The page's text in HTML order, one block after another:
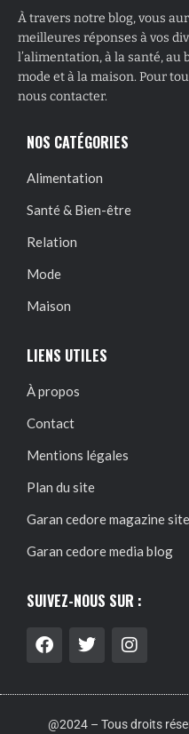
À travers notre blog, vous
meilleures réponses à vos
l’alimentation, à la santé,
mode et à la maison. Pour
nous contacter.
NOS CATÉGORIES
Alimentation
Santé & Bien-être
Relation
Mode
Maison
LIENS UTILES
À propos
Contact
Mentions légales
Plan du site
Garan cedore magazine site
Garan cedore media blog
SUIVEZ-NOUS SUR :
@2024 – Tous droits